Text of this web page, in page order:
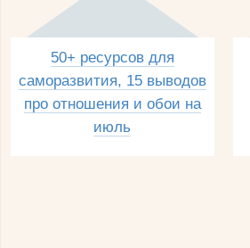
50+ ресурсов для
саморазвития, 15 выводов
про отношения и обои на
июль